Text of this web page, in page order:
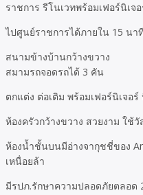
ราชการ รีโนเวทพร้อมเฟอร์นิเจ
ไปศูนย์ราชการได้ภายใน 15 นา
สนามข้างบ้านกว้างขวาง
สมามรถจอดรถได้ 3 คัน
ตกแต่ง ต่อเติม พร้อมเฟอร์นิเจอร์
ห้องครัวกว้างขวาง สวยงาม ใช้วั
ห้องน้ำชั้นบนมีอ่างจากุชชี่ของ
เหนื่อยล้า
มีรปภ.รักษาความปลอดภัยตลอด